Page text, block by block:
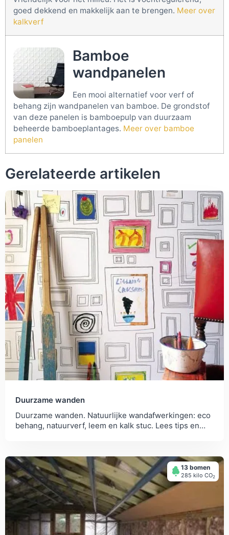
goed dekkend en makkelijk aan te brengen. Meer over
kalkverf
Bamboe
wandpanelen
Een mooi alternatief voor verf of
behang zijn wandpanelen van bamboe. De grondstof
van deze panelen is bamboepulp van duurzaam
beheerde bamboeplantages. Meer over bamboe
panelen
Gerelateerde artikelen
Duurzame wanden
Duurzame wanden. Natuurlijke wandafwerkingen: eco
behang, natuurverf, leem en kalk stuc. Lees tips en
13 bomen
285 kilo СО2